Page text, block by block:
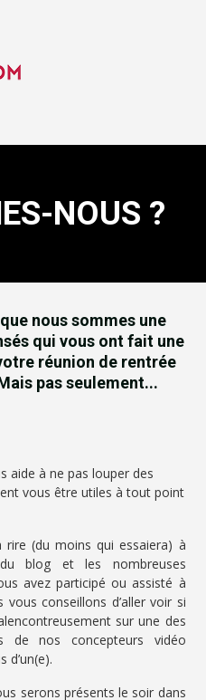
NOUS ?
nous sommes une
qui vous ont fait une
réunion de rentrée
pas seulement...
aide à ne pas louper des
vous être utiles à tout point
rire (du moins qui essaiera) à
blog et les nombreuses
avez participé ou assisté à
vous conseillons d’aller voir si
sur une des
de nos concepteurs vidéo
d’un(e).
serons présents le soir dans